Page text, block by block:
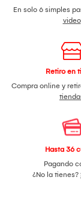
En solo 6 simples
video
Retiro en
Compra online y
Hasta 36
Pagando
¿No la tienes?